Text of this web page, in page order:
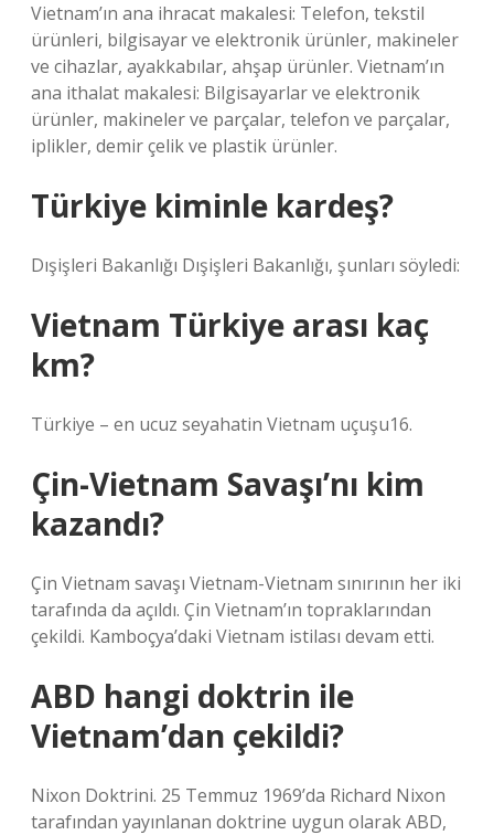
Vietnam’ın ana ihracat makalesi: Telefon, tekstil
ürünleri, bilgisayar ve elektronik ürünler, makineler
ve cihazlar, ayakkabılar, ahşap ürünler. Vietnam’ın
ana ithalat makalesi: Bilgisayarlar ve elektronik
ürünler, makineler ve parçalar, telefon ve parçalar,
iplikler, demir çelik ve plastik ürünler.
Türkiye kiminle kardeş?
Dışişleri Bakanlığı Dışişleri Bakanlığı, şunları söyledi:
Vietnam Türkiye arası kaç
km?
Türkiye – en ucuz seyahatin Vietnam uçuşu16.
Çin-Vietnam Savaşı’nı kim
kazandı?
Çin Vietnam savaşı Vietnam-Vietnam sınırının her iki
tarafında da açıldı. Çin Vietnam’ın topraklarından
çekildi. Kamboçya’daki Vietnam istilası devam etti.
ABD hangi doktrin ile
Vietnam’dan çekildi?
Nixon Doktrini. 25 Temmuz 1969’da Richard Nixon
tarafından yayınlanan doktrine uygun olarak ABD,